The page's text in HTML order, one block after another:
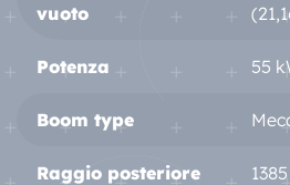
vuoto
Potenza 55
Boom type
Raggio posteriore